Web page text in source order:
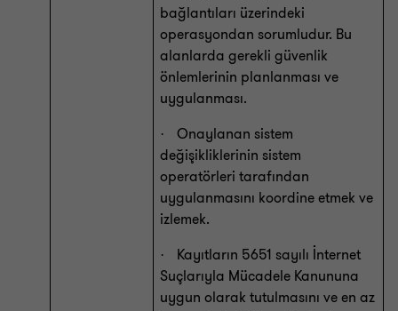
bağlantıları üzerindeki
operasyondan sorumludur. Bu
alanlarda gerekli güvenlik
önlemlerinin planlanması ve
uygulanması.
·
Onaylanan sistem
değişikliklerinin sistem
operatörleri tarafından
uygulanmasını koordine etmek ve
izlemek.
·
Kayıtların 5651 sayılı İnternet
Suçlarıyla Mücadele Kanununa
uygun olarak tutulmasını ve en az